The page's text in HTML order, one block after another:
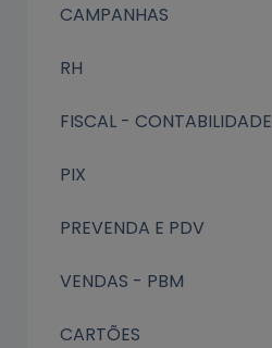
CAMPANHAS
RH
FISCAL - CONTABILIDADE
PIX
PREVENDA E PDV
VENDAS - PBM
CARTÕES